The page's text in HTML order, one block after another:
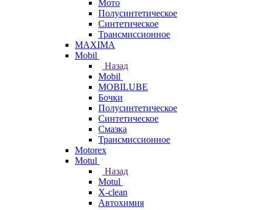
Мото
Полусинтетическое
Синтетическое
Трансмиссионное
MAXIMA
Mobil
Назад
Mobil
MOBILUBE
Бочки
Полусинтетическое
Синтетическое
Смазка
Трансмиссионное
Motorex
Motul
Назад
Motul
X-clean
Автохимия